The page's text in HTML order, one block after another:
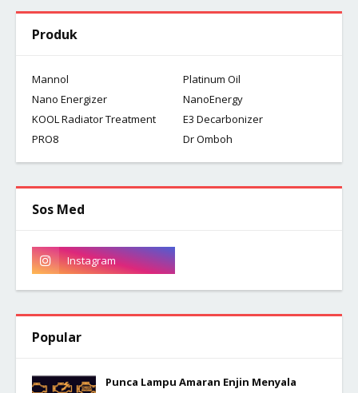
Produk
Mannol
Platinum Oil
Nano Energizer
NanoEnergy
KOOL Radiator Treatment
E3 Decarbonizer
PRO8
Dr Omboh
Sos Med
Popular
Punca Lampu Amaran Enjin Menyala